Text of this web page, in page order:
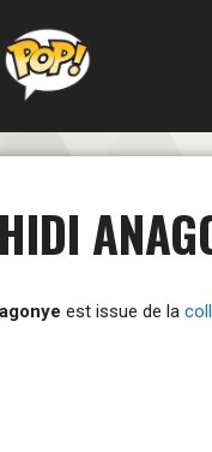
est issue de la